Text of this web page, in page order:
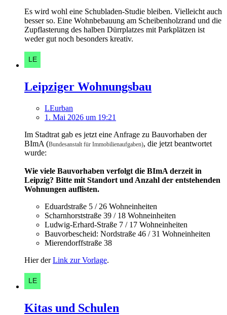
Es wird wohl eine Schubladen-Studie bleiben. Vielleicht auch
besser so. Eine Wohnbebauung am Scheibenholzrand und die
Zupflasterung des halben Dürrplatzes mit Parkplätzen ist
weder gut noch besonders kreativ.
Leipziger Wohnungsbau
LEurban
1. Mai 2026 um 19:21
Im Stadtrat gab es jetzt eine Anfrage zu Bauvorhaben der
BImA (Bundesanstalt für Immobilienaufgaben), die jetzt beantwortet
wurde:
Wie viele Bauvorhaben verfolgt die BImA derzeit in
Leipzig? Bitte mit Standort und Anzahl der entstehenden
Wohnungen auflisten.
Eduardstraße 5 / 26 Wohneinheiten
Scharnhorststraße 39 / 18 Wohneinheiten
Ludwig-Erhard-Straße 7 / 17 Wohneinheiten
Bauvorbescheid: Nordstraße 46 / 31 Wohneinheiten
Mierendorffstraße 38
Hier derLink zur Vorlage.
Kitas und Schulen